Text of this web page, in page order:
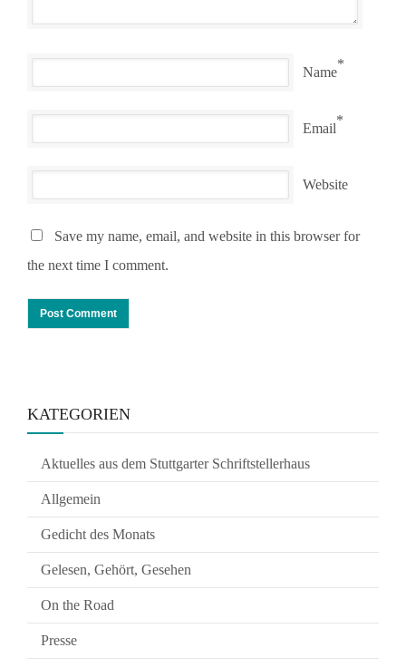
Name
*
Email
*
Website
Save my name, email, and website in this browser for
the next time I comment.
KATEGORIEN
Aktuelles aus dem Stuttgarter Schriftstellerhaus
Allgemein
Gedicht des Monats
Gelesen, Gehört, Gesehen
On the Road
Presse